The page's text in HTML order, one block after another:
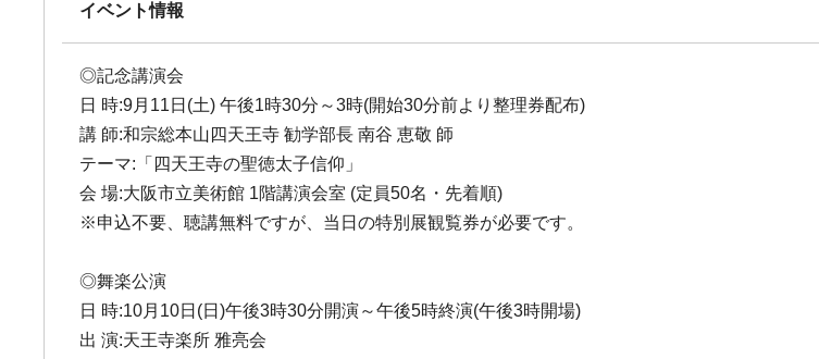
イベント情報
◎記念講演会
日 時:9月11日(土) 午後1時30分～3時(開始30分前より整理券配布)
講 師:和宗総本山四天王寺 勧学部長 南谷 恵敬 師
テーマ:「四天王寺の聖徳太子信仰」
会 場:大阪市立美術館 1階講演会室 (定員50名・先着順)
※申込不要、聴講無料ですが、当日の特別展観覧券が必要です。
◎舞楽公演
日 時:10月10日(日)午後3時30分開演～午後5時終演(午後3時開場)
出 演:天王寺楽所 雅亮会